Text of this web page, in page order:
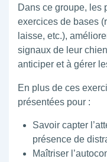
Dans ce groupe, les
exercices de bases
laisse, etc.),
signaux de leur
anticiper et à gérer
En plus de ces
présentées pour :
Savoir capter
présence de
Maîtriser